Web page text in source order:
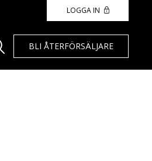
LOGGA IN
BLI ÅTERFÖRSÄLJARE